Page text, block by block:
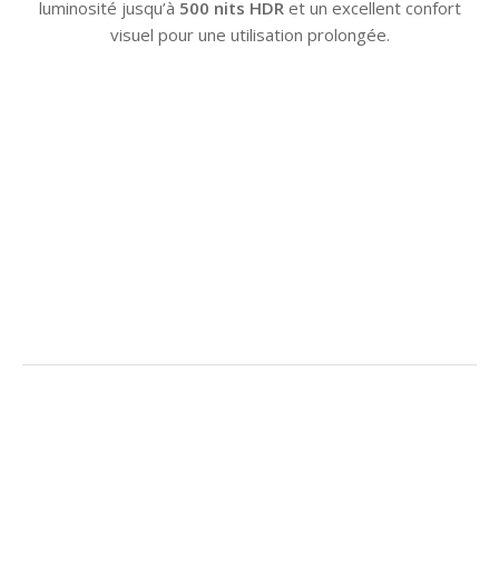
luminosité jusqu’à 500 nits HDRet un excellent confort
visuel pour une utilisation prolongée.